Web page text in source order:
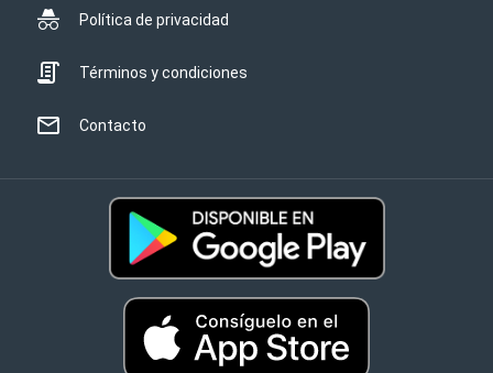
Política de privacidad
Términos y condiciones
Contacto